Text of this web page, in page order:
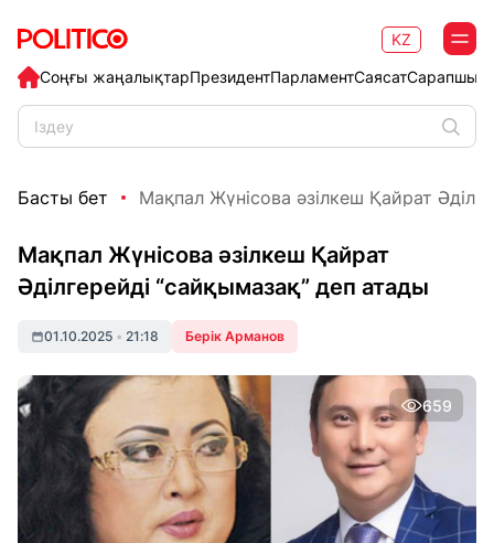
Соңғы жаңалықтарПрезидентПарламентСаясат
KZ
Басты бет Мақпал Жүнісова әзілкеш Қайрат
Мақпал Жүнісова әзілкеш Қайрат
Әділгерейді “сайқымазақ” деп атады
01.10.2025 • 21:18 Берік Арманов
659